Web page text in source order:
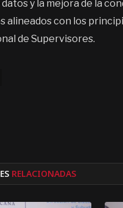
datos y la mejora de la
alineados con los
de Supervisores.
RELACIONADAS